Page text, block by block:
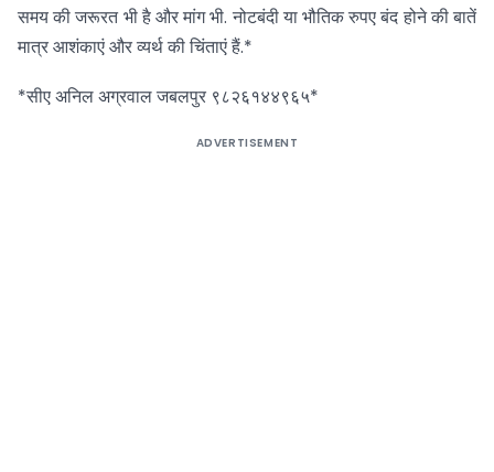
समय की जरूरत भी है और मांग भी. नोटबंदी या भौतिक रुपए बंद होने की बातें
मात्र आशंकाएं और व्यर्थ की चिंताएं हैं.*
*सीए अनिल अग्रवाल जबलपुर ९८२६१४४९६५*
ADVERTISEMENT